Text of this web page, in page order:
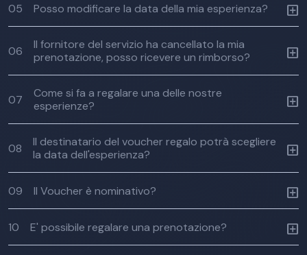
05 Posso modificare la data della mia esperienza?
06
Il fornitore del servizio ha cancellato la mia
prenotazione, posso ricevere un rimborso?
07
Come si fa a regalare una delle nostre
esperienze?
08
Il destinatario del voucher regalo potrà scegliere
la data dell'esperienza?
09 Il Voucher è nominativo?
10 E' possibile regalare una prenotazione?